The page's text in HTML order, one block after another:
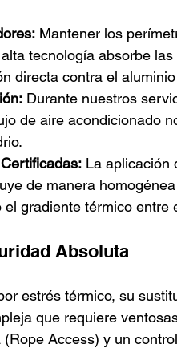
Mantener los
tecnología absorbe
directa contra el
Durante nuestros
de aire acondicionado
La aplicación
de manera
gradiente térmico entre
Absoluta
estrés térmico, su
que requiere
Access) y un